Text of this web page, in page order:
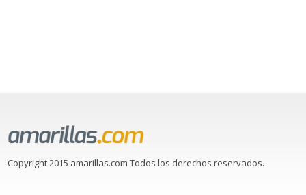
Copyright 2015 amarillas.com Todos los derechos reservados.